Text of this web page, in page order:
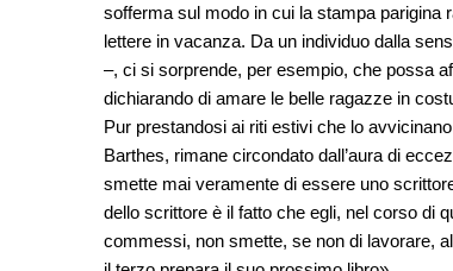
sofferma sul modo in cui la stampa parigina
lettere in vacanza. Da un individuo dalla
–, ci si sorprende, per esempio, che possa
dichiarando di amare le belle ragazze in
Pur prestandosi ai riti estivi che lo
Barthes, rimane circondato dall’aura di
smette mai veramente di essere uno
dello scrittore è il fatto che egli, nel corso di
commessi, non smette, se non di lavorare,